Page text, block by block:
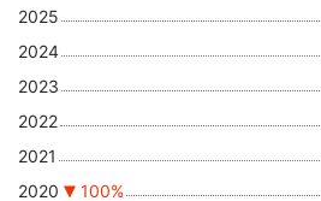
2025
2024
2023
2022
2021
2020
100%